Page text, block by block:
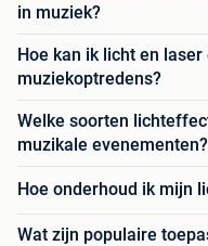
in muziek?
Hoe kan ik licht en
muziekoptredens?
Welke soorten
muzikale evenementen?
Hoe onderhoud ik mijn
Wat zijn populaire